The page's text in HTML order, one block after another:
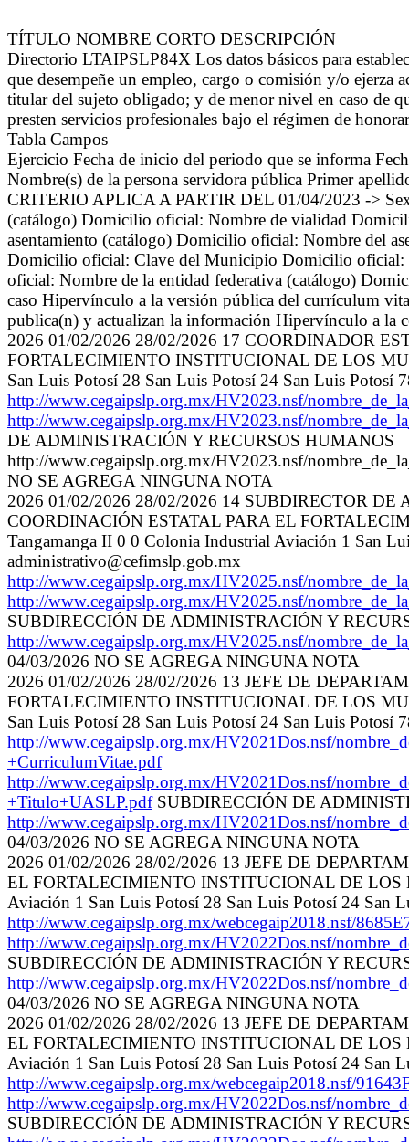
TÍTULO NOMBRE CORTO DESCRIPCIÓN
Directorio LTAIPSLP84X Los datos básicos para
que desempeñe un empleo, cargo o comisión y/o ejerza
titular del sujeto obligado; y de menor nivel en caso de
presten servicios profesionales bajo el régimen de
Tabla Campos
Ejercicio Fecha de inicio del periodo que se informa
Nombre(s) de la persona servidora pública Primer
CRITERIO APLICA A PARTIR DEL 01/04/2023 ->
(catálogo) Domicilio oficial: Nombre de vialidad
asentamiento (catálogo) Domicilio oficial: Nombre del
Domicilio oficial: Clave del Municipio Domicilio oficial:
oficial: Nombre de la entidad federativa (catálogo)
caso Hipervínculo a la versión pública del currículum
publica(n) y actualizan la información Hipervínculo a la
2026 01/02/2026 28/02/2026 17 COORDINADOR
FORTALECIMIENTO INSTITUCIONAL DE LOS
San Luis Potosí 28 San Luis Potosí 24 San Luis Potosí
http://www.cegaipslp.org.mx/HV2023.nsf/
http://www.cegaipslp.org.mx/HV2023.nsf/
DE ADMINISTRACIÓN Y RECURSOS HUMANOS
http://www.cegaipslp.org.mx/HV2023.nsf/
NO SE AGREGA NINGUNA NOTA
2026 01/02/2026 28/02/2026 14 SUBDIRECTOR
COORDINACIÓN ESTATAL PARA EL
Tangamanga II 0 0 Colonia Industrial Aviación 1 San
administrativo@cefimslp.gob.mx
http://www.cegaipslp.org.mx/HV2025.nsf/
http://www.cegaipslp.org.mx/HV2025.nsf/
SUBDIRECCIÓN DE ADMINISTRACIÓN Y
http://www.cegaipslp.org.mx/HV2025.nsf/
04/03/2026 NO SE AGREGA NINGUNA NOTA
2026 01/02/2026 28/02/2026 13 JEFE DE
FORTALECIMIENTO INSTITUCIONAL DE LOS
San Luis Potosí 28 San Luis Potosí 24 San Luis
http://www.cegaipslp.org.mx/HV2021Dos.nsf/
+CurriculumVitae.pdf
http://www.cegaipslp.org.mx/HV2021Dos.nsf/
+Titulo+UASLP.pdfSUBDIRECCIÓN DE
http://www.cegaipslp.org.mx/HV2021Dos.nsf/
04/03/2026 NO SE AGREGA NINGUNA NOTA
2026 01/02/2026 28/02/2026 13 JEFE DE
EL FORTALECIMIENTO INSTITUCIONAL DE LOS
Aviación 1 San Luis Potosí 28 San Luis Potosí 24 San
http://www.cegaipslp.org.mx/webcegaip2018.nsf/
http://www.cegaipslp.org.mx/HV2022Dos.nsf/
SUBDIRECCIÓN DE ADMINISTRACIÓN Y
http://www.cegaipslp.org.mx/HV2022Dos.nsf/
04/03/2026 NO SE AGREGA NINGUNA NOTA
2026 01/02/2026 28/02/2026 13 JEFE DE
EL FORTALECIMIENTO INSTITUCIONAL DE LOS
Aviación 1 San Luis Potosí 28 San Luis Potosí 24 San
http://www.cegaipslp.org.mx/webcegaip2018.nsf/
http://www.cegaipslp.org.mx/HV2022Dos.nsf/
SUBDIRECCIÓN DE ADMINISTRACIÓN Y